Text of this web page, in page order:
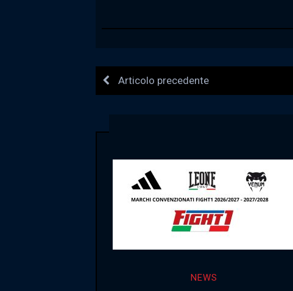
Articolo precedente
NEWS